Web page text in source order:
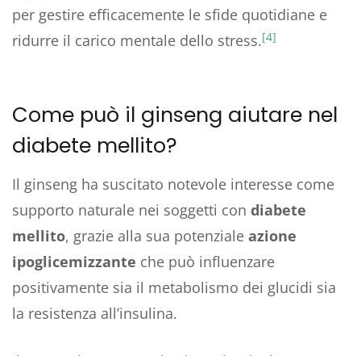
per gestire efficacemente le sfide quotidiane e
ridurre il carico mentale dello stress.[4]
Come può il ginseng aiutare nel
diabete mellito?
Il ginseng ha suscitato notevole interesse come
supporto naturale nei soggetti con diabete
mellito, grazie alla sua potenziale azione
ipoglicemizzante che può influenzare
positivamente sia il metabolismo dei glucidi sia
la resistenza all’insulina.